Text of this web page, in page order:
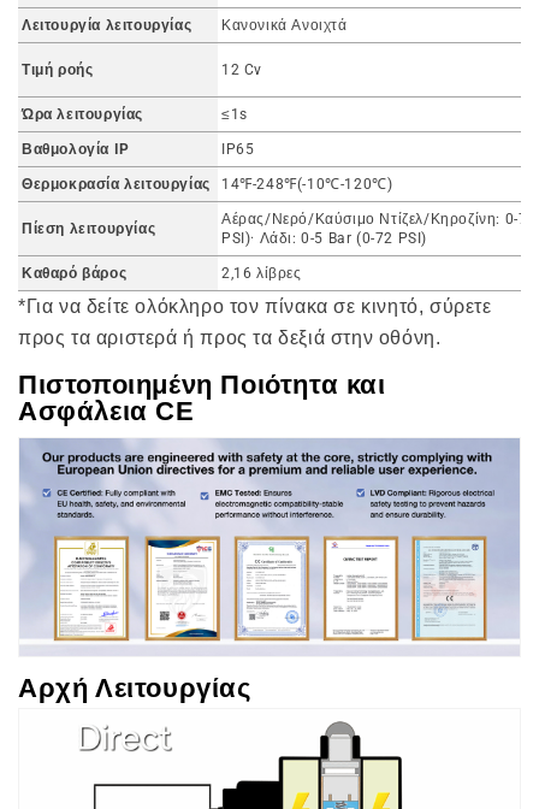
Λειτουργία λειτουργίας Κανονικά Ανοιχτά
Τιμή ροής 12 Cv
Ώρα λειτουργίας ≤1s
Βαθμολογία IP IP65
Θερμοκρασία λειτουργίας 14℉-248℉(-10℃-120℃)
Πίεση λειτουργίας
Αέρας/Νερό/Καύσιμο Ντίζελ/Κηροζίνη: 0-7
PSI)· Λάδι: 0-5 Bar (0-72 PSI)
Καθαρό βάρος 2,16 λίβρες
*Για να δείτε ολόκληρο τον πίνακα σε κινητό, σύρετε
προς τα αριστερά ή προς τα δεξιά στην οθόνη.
Πιστοποιημένη Ποιότητα και
Ασφάλεια CE
Αρχή Λειτουργίας